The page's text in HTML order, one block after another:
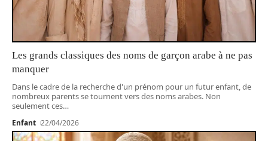
Les grands classiques des noms de garçon arabe à ne pas
manquer
Dans le cadre de la recherche d'un prénom pour un futur enfant, de
nombreux parents se tournent vers des noms arabes. Non
seulement ces…
Enfant 22/04/2026